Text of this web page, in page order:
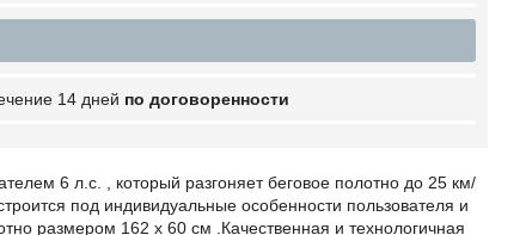
14 дней по договоренности
6 л.с. , который разгоняет беговое полотно до 25 км/
под индивидуальные особенности пользователя и
размером 162 х 60 см .Качественная и технологичная